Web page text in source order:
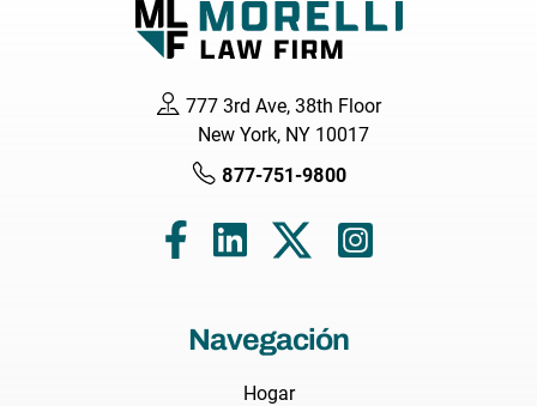
777 3rd Ave, 38th Floor
New York, NY 10017
877-751-9800
Navegación
Hogar